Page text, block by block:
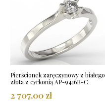
Pierścionek zaręczynowy z białego
złota z cyrkonią AP-9416B-C
2 707,00 zł